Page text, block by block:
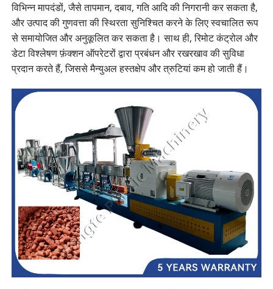
विभिन्न मापदंडों, जैसे तापमान, दबाव, गति आदि की निगरानी कर सकता है,
और उत्पाद की गुणवत्ता की स्थिरता सुनिश्चित करने के लिए स्वचालित रूप
से समायोजित और अनुकूलित कर सकता है। साथ ही, रिमोट कंट्रोल और
डेटा विश्लेषण फ़ंक्शन ऑपरेटरों द्वारा प्रबंधन और रखरखाव की सुविधा
प्रदान करते हैं, जिससे मैन्युअल हस्तक्षेप और त्रुटियां कम हो जाती हैं।